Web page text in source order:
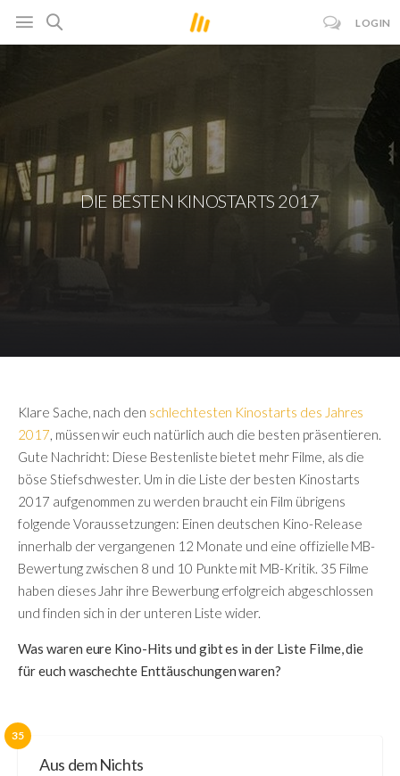
LOGIN
DIE BESTEN KINOSTARTS 2017
Klare Sache, nach den schlechtesten Kinostarts des Jahres
2017, müssen wir euch natürlich auch die besten präsentieren.
Gute Nachricht: Diese Bestenliste bietet mehr Filme, als die
böse Stiefschwester. Um in die Liste der besten Kinostarts
2017 aufgenommen zu werden braucht ein Film übrigens
folgende Voraussetzungen: Einen deutschen Kino-Release
innerhalb der vergangenen 12 Monate und eine offizielle MB-
Bewertung zwischen 8 und 10 Punkte mit MB-Kritik. 35 Filme
haben dieses Jahr ihre Bewerbung erfolgreich abgeschlossen
und finden sich in der unteren Liste wider.
Was waren eure Kino-Hits und gibt es in der Liste Filme, die
für euch waschechte Enttäuschungen waren?
35
Aus dem Nichts